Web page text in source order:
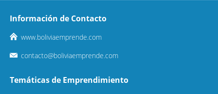
Información de Contacto
www.boliviaemprende.com
contacto@boliviaemprende.com
Temáticas de Emprendimiento